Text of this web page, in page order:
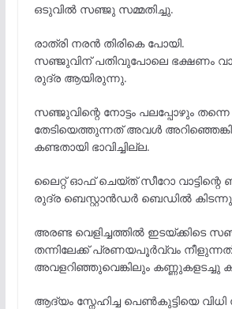
ഒടുവിൽ സഞ്ജു സമ്മതിച്ചു.
രാത്രി നരൻ തിരികെ പോയി.
സഞ്ജുവിന് പതിവുപോലെ ഭക്ഷണം
രുദ്ര ആയിരുന്നു.
സഞ്ജുവിന്റെ നോട്ടം പലപ്പോഴും തന്നെ
തേടിയെത്തുന്നത് അവൾ
കണ്ടതായി ഭാവിച്ചില്ല.
ലൈറ്റ് ഓഫ്‌ ചെയ്ത് സീറോ വാട്ടിന്റെ
രുദ്ര ബെസ്റ്റാൻഡർ ബെഡിൽ
അരണ്ട വെളിച്ചത്തിൽ ഇടയ്ക്കിടെ
തന്നിലേക്ക് പ്രണയപൂർവ്വം നീളുന്നത്
അവളറിഞ്ഞുവെങ്കിലും കണ്ണുകളടച്ചു
ആദ്യം സ്നേഹിച്ച പെൺകുട്ടിയെ വിധി